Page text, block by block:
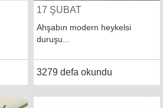
17 ŞUBAT
Ahşabın modern heykelsi
duruşu...
3279 defa okundu